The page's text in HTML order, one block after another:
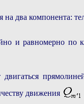
на два компонента:
и равномерно по
двигаться
движения